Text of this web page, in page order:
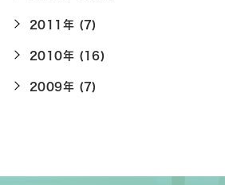
2011年 (7)
2010年 (16)
2009年 (7)